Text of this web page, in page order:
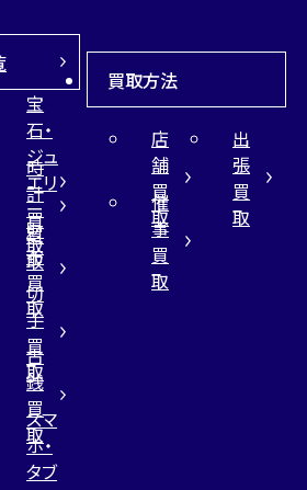
宝
石・
ジュ
エリ
ー
買
取
時
計
買
取
財
布
買
取
切
手
買
取
古
銭
買
取
スマ
ホ・
タブ
買取方法
店
舗
買
取
出
張
買
取
催
事
買
取